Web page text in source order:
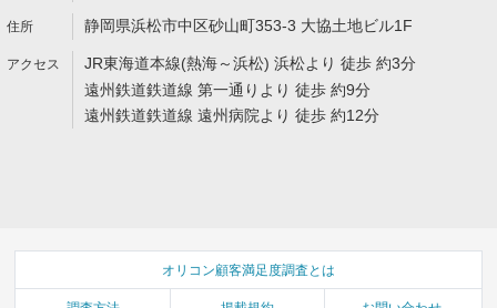
静岡県浜松市中区砂山町353-3 大協土地ビル1F
JR東海道本線(熱海～浜松) 浜松より 徒歩 約3分
遠州鉄道鉄道線 第一通りより 徒歩 約9分
遠州鉄道鉄道線 遠州病院より 徒歩 約12分
オリコン顧客満足度調査とは